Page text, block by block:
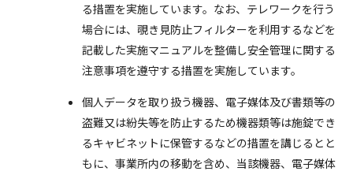
る措置を実施しています。なお、テレワークを行う
場合には、覗き見防止フィルターを利用するなどを
記載した実施マニュアルを整備し安全管理に関する
注意事項を遵守する措置を実施しています。
個人データを取り扱う機器、電子媒体及び書類等の
盗難又は紛失等を防止するため機器類等は施錠でき
るキャビネットに保管するなどの措置を講じるとと
もに、事業所内の移動を含め、当該機器、電子媒体